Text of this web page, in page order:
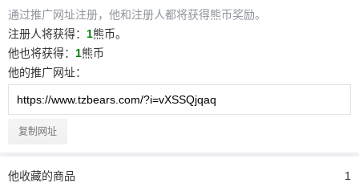
通过推广网址注册， 他和注册人都将获得熊币奖励。
注册人将获得： 1熊币。
他也将获得： 1熊币
他的推广网址：
复制网址
他收藏的商品 1